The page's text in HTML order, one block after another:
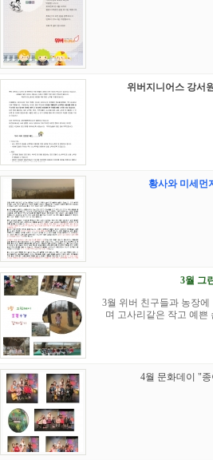
위버지니어스 강서
황사와 미세먼
3월 그
3월 위버 친구들과 농장
며 고사리같은 작고 예쁜
4월 문화데이 "